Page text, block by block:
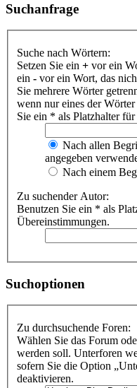
Suchanfrage
Suche nach Wörtern:
Setzen Sie ein + vor ein
ein - vor ein Wort, das
Sie mehrere Wörter
wenn nur eines der
Sie ein * als Platzhalter
Nach allen
angegeben
Nach einem
Zu suchender Autor:
Benutzen Sie ein * als
Übereinstimmungen.
Suchoptionen
Zu durchsuchende Foren:
Wählen Sie das Forum
werden soll. Unterforen
sofern Sie die Option
deaktivieren.